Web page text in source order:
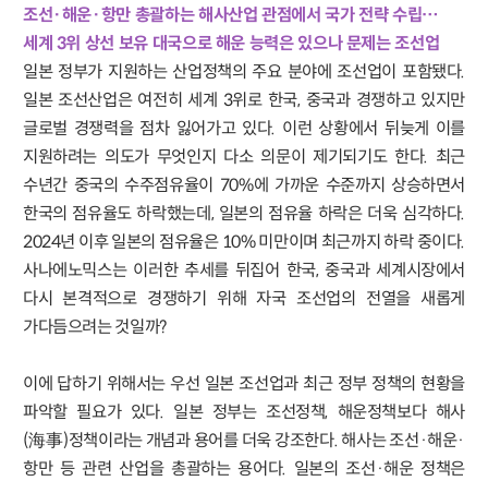
조선·해운·항만 총괄하는 해사산업 관점에서 국가 전략 수립…
세계 3위 상선 보유 대국으로 해운 능력은 있으나 문제는 조선업
일본 정부가 지원하는 산업정책의 주요 분야에 조선업이 포함됐다.
일본 조선산업은 여전히 세계 3위로 한국, 중국과 경쟁하고 있지만
글로벌 경쟁력을 점차 잃어가고 있다. 이런 상황에서 뒤늦게 이를
지원하려는 의도가 무엇인지 다소 의문이 제기되기도 한다. 최근
수년간 중국의 수주점유율이 70%에 가까운 수준까지 상승하면서
한국의 점유율도 하락했는데, 일본의 점유율 하락은 더욱 심각하다.
2024년 이후 일본의 점유율은 10% 미만이며 최근까지 하락 중이다.
사나에노믹스는 이러한 추세를 뒤집어 한국, 중국과 세계시장에서
다시 본격적으로 경쟁하기 위해 자국 조선업의 전열을 새롭게
가다듬으려는 것일까?
이에 답하기 위해서는 우선 일본 조선업과 최근 정부 정책의 현황을
파악할 필요가 있다. 일본 정부는 조선정책, 해운정책보다 해사
(海事)정책이라는 개념과 용어를 더욱 강조한다. 해사는 조선·해운·
항만 등 관련 산업을 총괄하는 용어다. 일본의 조선·해운 정책은